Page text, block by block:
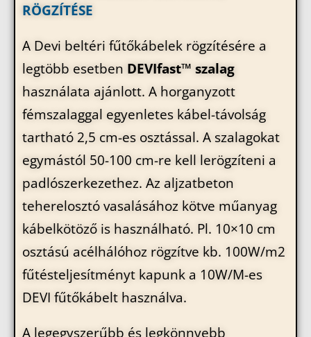
RÖGZÍTÉSE
A Devi beltéri fűtőkábelek rögzítésére a
legtöbb esetben DEVIfast™ szalag
használata ajánlott. A horganyzott
fémszalaggal egyenletes kábel-távolság
tartható 2,5 cm-es osztással. A szalagokat
egymástól 50-100 cm-re kell lerögzíteni a
padlószerkezethez. Az aljzatbeton
teherelosztó vasalásához kötve műanyag
kábelkötöző is használható. Pl. 10×10 cm
osztású acélhálóhoz rögzítve kb. 100W/m2
fűtésteljesítményt kapunk a 10W/M-es
DEVI fűtőkábelt használva.
A legegyszerűbb és legkönnyebb